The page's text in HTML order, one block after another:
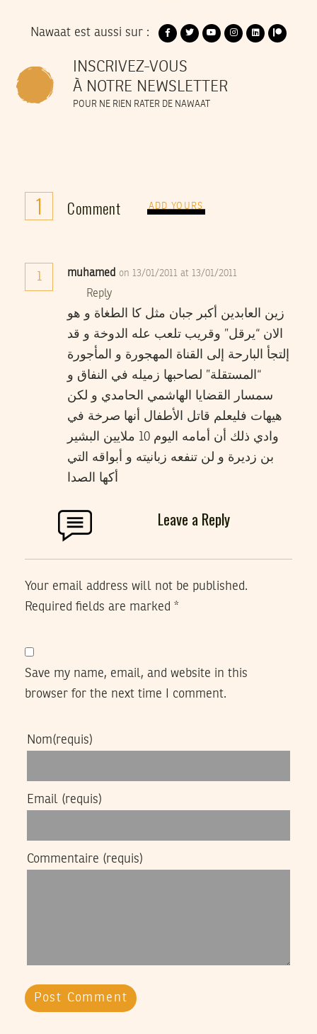
Nawaat est aussi sur :
INSCRIVEZ-VOUS
À NOTRE NEWSLETTER
POUR NE RIEN RATER DE NAWAAT
1 Comment ADD YOURS
1 muhamed on 13/01/2011 at 13/01/2011
Reply
زين العابدين أكبر جبان مثل كا الطغاة و هو
الان “يرقل” وقريب تلعب عله الدوخة و قد
إلتجأ البارحة إلى القناة المهجورة و المأجورة
“المستقلة” لصاحبها زميله في النفاق و
سمسار القضايا الهاشمي الحامدي و لكن
هيهات فليعلم قاتل الأطفال أنها صرخة في
وادي ذلك أن أمامه اليوم 10 ملايين البشير
بن زديرة و لن تنفعه زبانيته و أبواقه التي
أكها الصدا
Leave a Reply
Your email address will not be published.
Required fields are marked *
Save my name, email, and website in this
browser for the next time I comment.
Nom(requis)
Email (requis)
Commentaire (requis)